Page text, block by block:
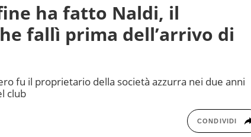
ha fatto Naldi, il
fallì prima dell’arrivo di
fu il proprietario della società azzurra nei due anni
club
CONDIVIDI